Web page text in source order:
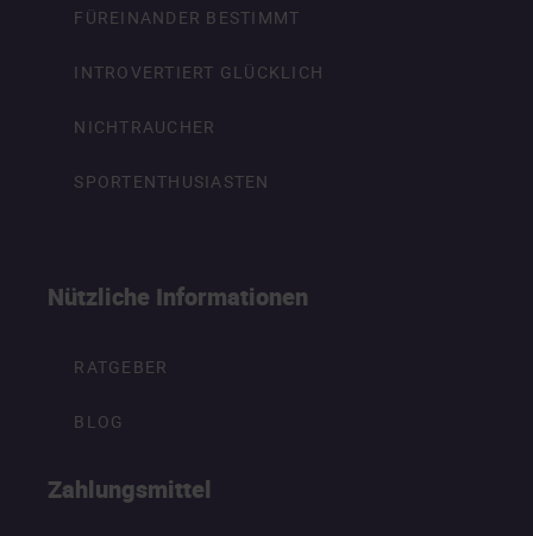
FÜREINANDER BESTIMMT
INTROVERTIERT GLÜCKLICH
NICHTRAUCHER
SPORTENTHUSIASTEN
Nützliche Informationen
RATGEBER
BLOG
Zahlungsmittel